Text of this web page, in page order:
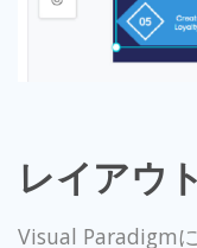
レイアウ
Visual Paradigm